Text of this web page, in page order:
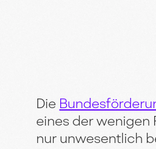
Die
eines der wenigen
nur unwesentlich